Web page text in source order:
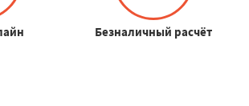
Безналичный расчёт